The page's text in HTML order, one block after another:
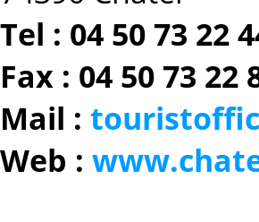
Tel : 04 50 73 22
Fax : 04 50 73 22
Mail :
Web :